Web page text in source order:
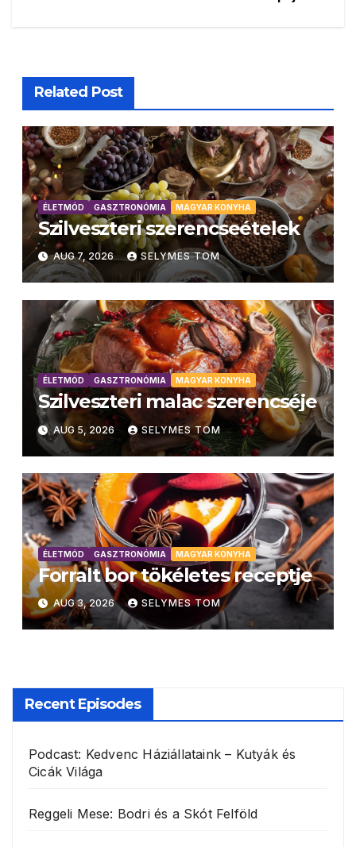
Related Post
ÉLETMÓD GASZTRONÓMIA MAGYAR KONYHA
Szilveszteri szerencseételek
AUG 7, 2026 SELYMES TOM
ÉLETMÓD GASZTRONÓMIA MAGYAR KONYHA
Szilveszteri malac szerencséje
AUG 5, 2026 SELYMES TOM
ÉLETMÓD GASZTRONÓMIA MAGYAR KONYHA
Forralt bor tökéletes receptje
AUG 3, 2026 SELYMES TOM
Recent Episodes
Podcast: Kedvenc Háziállataink – Kutyák és
Cicák Világa
Reggeli Mese: Bodri és a Skót Felföld